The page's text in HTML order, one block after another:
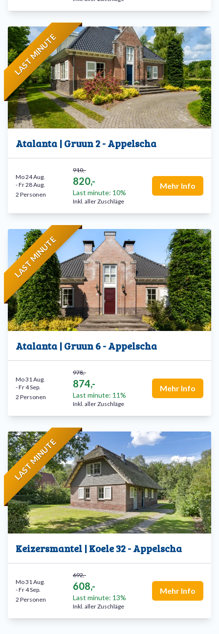
perfektes Urlaubsziel für Menschen ab 50 Jahren, die Ruhe
und Komfort suchen.
LAST MINUTE
Atalanta | Gruun 2 - Appelscha
910,-
820,-
Last minute: 10%
Inkl. aller Zuschläge
Mo 24 Aug.
-Fr 28 Aug.
2 Personen
Mehr Info
LAST MINUTE
Atalanta | Gruun 6 - Appelscha
978,-
874,-
Last minute: 11%
Inkl. aller Zuschläge
Mo 31 Aug.
-Fr 4 Sep.
2 Personen
Mehr Info
LAST MINUTE
Keizersmantel | Koele 32 - Appelscha
692,-
608,-
Last minute: 13%
Inkl. aller Zuschläge
Mo 31 Aug.
-Fr 4 Sep.
2 Personen
Mehr Info